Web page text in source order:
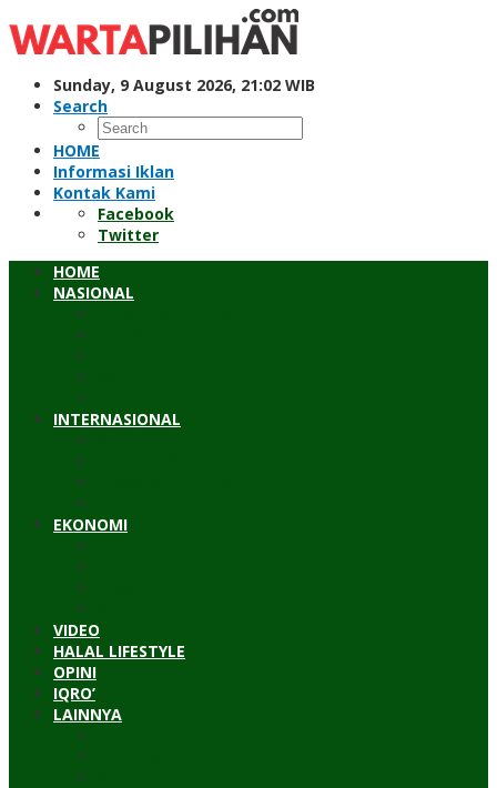
to
content
Sunday, 9 August 2026, 21:02 WIB
Search
HOME
Informasi Iklan
Kontak Kami
Facebook
Twitter
HOME
NASIONAL
INTERNASIONAL
EKONOMI
VIDEO
HALAL LIFESTYLE
OPINI
IQRO’
LAINNYA